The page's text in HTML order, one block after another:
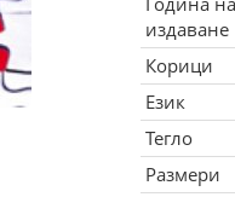
издаване
Корици
Език
Тегло
Размери